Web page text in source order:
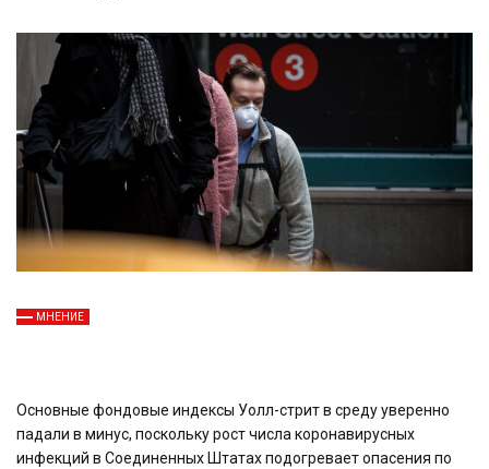
МНЕНИЕ
Основные фондовые индексы Уолл-стрит в среду уверенно
падали в минус, поскольку рост числа коронавирусных
инфекций в Соединенных Штатах подогревает опасения по